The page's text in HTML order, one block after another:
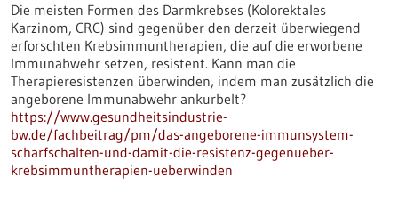
Die meisten Formen des Darmkrebses (Kolorektales
Karzinom, CRC) sind gegenüber den derzeit überwiegend
erforschten Krebsimmuntherapien, die auf die erworbene
Immunabwehr setzen, resistent. Kann man die
Therapieresistenzen überwinden, indem man zusätzlich die
angeborene Immunabwehr ankurbelt?
https://www.gesundheitsindustrie-
bw.de/fachbeitrag/pm/das-angeborene-immunsystem-
scharfschalten-und-damit-die-resistenz-gegenueber-
krebsimmuntherapien-ueberwinden